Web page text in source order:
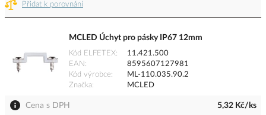
Přidat k porovnání
MCLED Úchyt pro pásky IP67 12mm
Kód ELFETEX
11.421.500
EAN
8595607127981
Kód výrobce
ML-110.035.90.2
Značka
MCLED
Cena s DPH 5,32 Kč/ks